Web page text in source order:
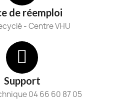
de réemploi
- Centre VHU
Support
04 66 60 87 05